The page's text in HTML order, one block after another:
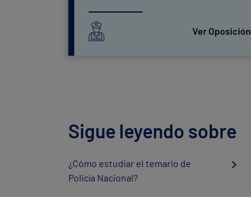
Ver Oposición
Sigue leyendo sobre
¿Cómo estudiar el temario de
Policía Nacional?